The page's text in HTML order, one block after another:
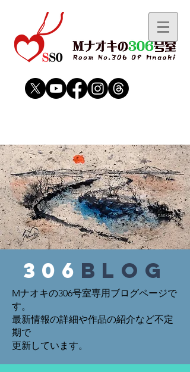
306 blog
Mナオキの306号室専用ブログページで
す。
最新情報の詳細や作品の紹介など不定
期で
​更新しています。